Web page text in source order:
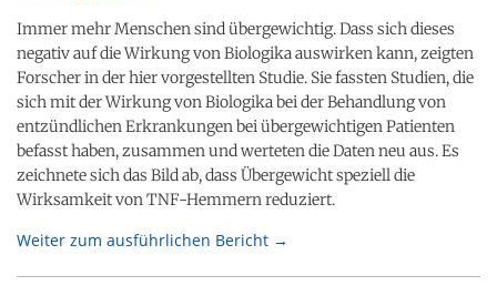
Immer mehr Menschen sind übergewichtig. Dass sich dieses
negativ auf die Wirkung von Biologika auswirken kann, zeigten
Forscher in der hier vorgestellten Studie. Sie fassten Studien, die
sich mit der Wirkung von Biologika bei der Behandlung von
entzündlichen Erkrankungen bei übergewichtigen Patienten
befasst haben, zusammen und werteten die Daten neu aus. Es
zeichnete sich das Bild ab, dass Übergewicht speziell die
Wirksamkeit von TNF-Hemmern reduziert.
Weiter zum ausführlichen Bericht →